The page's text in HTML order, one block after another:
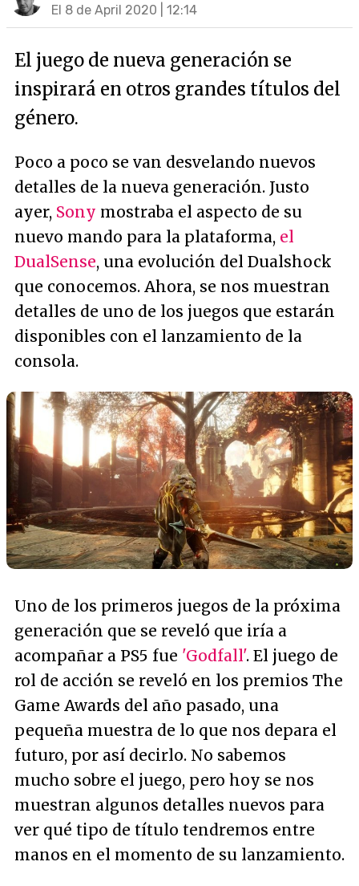
El 8 de April 2020 | 12:14
El juego de nueva generación se
inspirará en otros grandes títulos del
género.
Poco a poco se van desvelando nuevos
detalles de la nueva generación. Justo
ayer, Sony mostraba el aspecto de su
nuevo mando para la plataforma, el
DualSense, una evolución del Dualshock
que conocemos. Ahora, se nos muestran
detalles de uno de los juegos que estarán
disponibles con el lanzamiento de la
consola.
Uno de los primeros juegos de la próxima
generación que se reveló que iría a
acompañar a PS5 fue 'Godfall'. El juego de
rol de acción se reveló en los premios The
Game Awards del año pasado, una
pequeña muestra de lo que nos depara el
futuro, por así decirlo. No sabemos
mucho sobre el juego, pero hoy se nos
muestran algunos detalles nuevos para
ver qué tipo de título tendremos entre
manos en el momento de su lanzamiento.